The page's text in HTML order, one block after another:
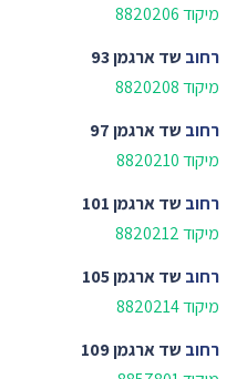
מיקוד 8820206
רחוב שד ארגמן 93
מיקוד 8820208
רחוב שד ארגמן 97
מיקוד 8820210
רחוב שד ארגמן 101
מיקוד 8820212
רחוב שד ארגמן 105
מיקוד 8820214
רחוב שד ארגמן 109